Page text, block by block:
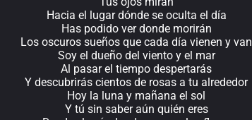
Hacia el lugar dónde se oculta el día
Has podido ver donde morirán
Los oscuros sueños que cada día vienen y van
Soy el dueño del viento y el mar
Al pasar el tiempo despertarás
Y descubrirás cientos de rosas a tu alrededor
Hoy la luna y mañana el sol
Y tú sin saber aún quién eres